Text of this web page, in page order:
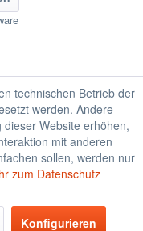
technischen Betrieb der
werden. Andere
Website erhöhen,
mit anderen
sollen, werden nur
zum Datenschutz
Konfigurieren